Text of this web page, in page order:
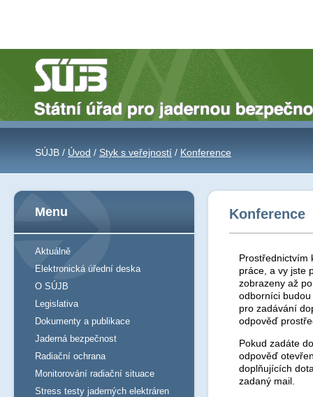
SÚJB / Úvod / Styk s veřejností / Konference
Konference
Prostřednictvím
práce, a vy jste
zobrazeny až
odborníci
pro zadávání
odpověď
Pokud zadáte
odpověď
doplňujících
zadaný mail.
Menu
Aktuálně
Elektronická úřední deska
O SÚJB
Legislativa
Dokumenty a publikace
Jaderná bezpečnost
Radiační ochrana
Monitorování radiační situace
Stress testy jaderných elektráren